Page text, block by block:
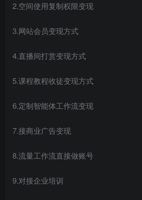
2.空间使用复制权限变现
3.网站会员变现方式
4.直播间打赏变现方式
5.课程教程收徒变现方式
6.定制智能体工作流变现
7.接商业广告变现
8.流量工作流直接做账号
9.对接企业培训